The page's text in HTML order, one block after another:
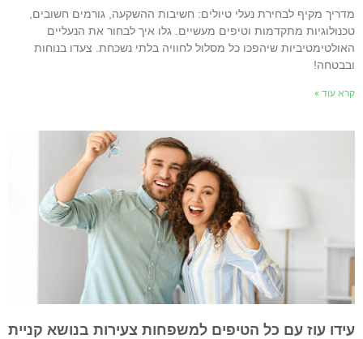
מקיף לבחירת נעלי טיולים: חשיבות ההשקעה, גורמים חשובים,
מתקדמות וטיפים מעשיים. גלו איך לבחור את הנעליים
שיהפכו כל מסלול לחוויה בלתי נשכחת. צעדו בנוחות
עוד »
עוז עם כל הטיפים למשפחות צעירות בנושא קניית